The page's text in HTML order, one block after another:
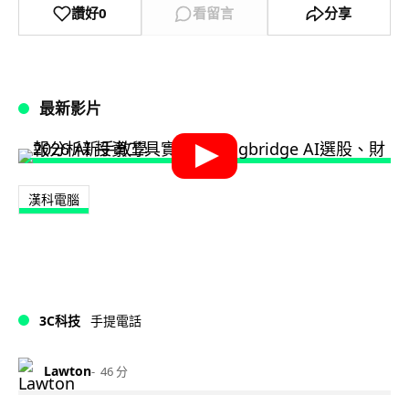
讚好0 看留言 分享
最新影片
漢科電腦
3C科技 手提電話
Lawton 46 分